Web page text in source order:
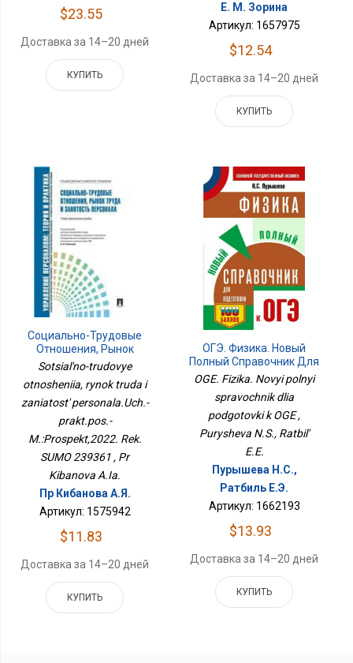
$23.55
Доставка за 14–20 дней
КУПИТЬ
Е. М. Зорина
Артикул: 1657975
$12.54
Доставка за 14–20 дней
КУПИТЬ
Социально-Трудовые
Отношения, Рынок
Труда И Занятость
Персонала.Уч.-
Практ.пос.-
М.:Проспект,2022. Рек.
СУМО 239361
Sotsial'no-trudovye
otnosheniia, rynok truda i
zaniatost' personala.Uch.-
prakt.pos.-
M.:Prospekt,2022. Rek.
SUMO 239361 , Pr
Kibanova A.Ia.
Пр Кибанова А.Я.
Артикул: 1575942
$11.83
Доставка за 14–20 дней
КУПИТЬ
ОГЭ. Физика. Новый
Полный Справочник Для
Подготовки К ОГЭ
OGE. Fizika. Novyi polnyi
spravochnik dlia
podgotovki k OGE ,
Purysheva N.S., Ratbil'
E.E.
Пурышева Н.С.,
Ратбиль Е.Э.
Артикул: 1662193
$13.93
Доставка за 14–20 дней
КУПИТЬ